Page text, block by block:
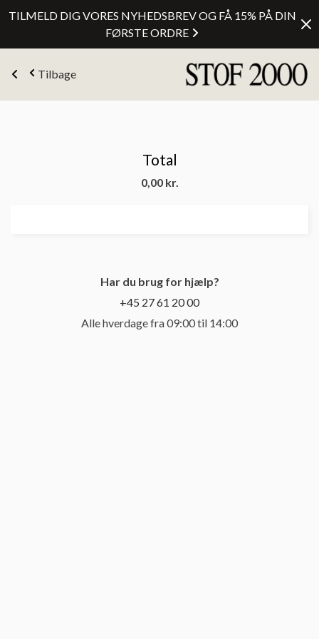
TILMELD DIG VORES NYHEDSBREV OG FÅ 15% PÅ DIN
FØRSTE ORDRE
Tilbage
Total
0,00 kr.
Har du brug for hjælp?
+45 27 61 20 00
Alle hverdage fra 09:00 til 14:00